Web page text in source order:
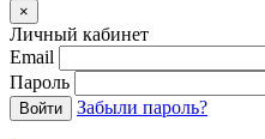
×
Личный кабинет
Email
Пароль
Войти Забыли пароль?